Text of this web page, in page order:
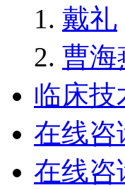
戴礼
曹海
临床技
在线咨
在线咨